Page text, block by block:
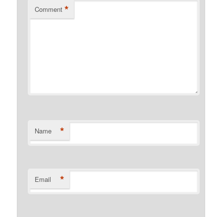
Comment *
Name *
Email *